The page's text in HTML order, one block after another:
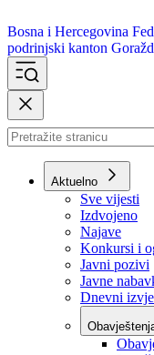
Bosna i Hercegovina
podrinjski kanton Goražde
Aktuelno
Sve vijesti
Izdvojeno
Najave
Konkursi i
Javni pozivi
Javne
Dnevni